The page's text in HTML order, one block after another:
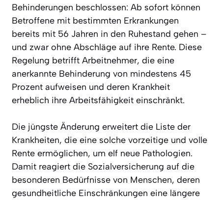
Behinderungen beschlossen: Ab sofort können
Betroffene mit bestimmten Erkrankungen
bereits mit 56 Jahren in den Ruhestand gehen –
und zwar ohne Abschläge auf ihre Rente. Diese
Regelung betrifft Arbeitnehmer, die eine
anerkannte Behinderung von mindestens 45
Prozent aufweisen und deren Krankheit
erheblich ihre Arbeitsfähigkeit einschränkt.
Die jüngste Änderung erweitert die Liste der
Krankheiten, die eine solche vorzeitige und volle
Rente ermöglichen, um elf neue Pathologien.
Damit reagiert die Sozialversicherung auf die
besonderen Bedürfnisse von Menschen, deren
gesundheitliche Einschränkungen eine längere